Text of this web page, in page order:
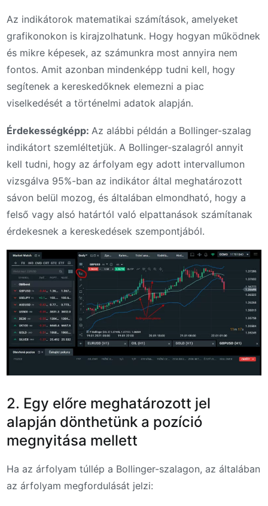
Az indikátorok matematikai számítások, amelyeket
grafikonokon is kirajzolhatunk. Hogy hogyan működnek
és mikre képesek, az számunkra most annyira nem
fontos. Amit azonban mindenképp tudni kell, hogy
segítenek a kereskedőknek elemezni a piac
viselkedését a történelmi adatok alapján.
Érdekességképp: Az alábbi példán a Bollinger-szalag
indikátort szemléltetjük. A Bollinger-szalagról annyit
kell tudni, hogy az árfolyam egy adott intervallumon
vizsgálva 95%-ban az indikátor által meghatározott
sávon belül mozog, és általában elmondható, hogy a
felső vagy alsó határtól való elpattanások számítanak
érdekesnek a kereskedések szempontjából.
2. Egy előre meghatározott jel
alapján dönthetünk a pozíció
megnyitása mellett
Ha az árfolyam túllép a Bollinger-szalagon, az általában
az árfolyam megfordulását jelzi: